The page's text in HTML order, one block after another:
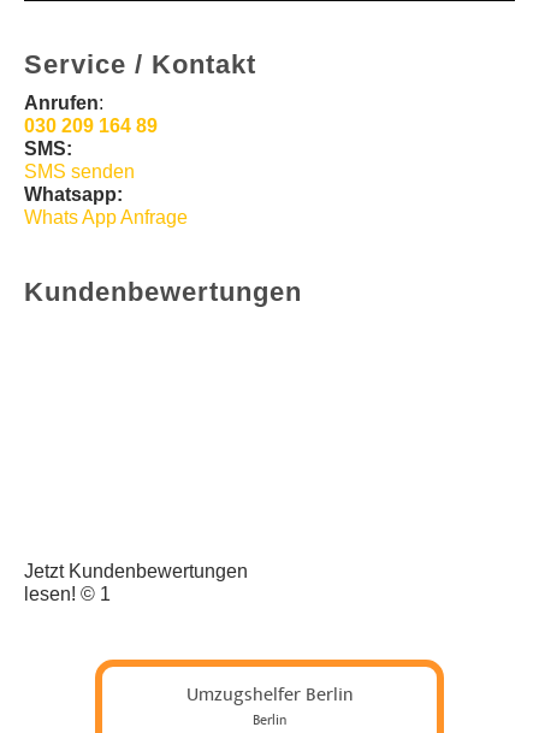
Service / Kontakt
Anrufen:
030 209 164 89
SMS:
SMS senden
Whatsapp:
Whats App Anfrage
Kundenbewertungen
Jetzt Kundenbewertungen
lesen! © 1
Umzugshelfer Berlin
Berlin